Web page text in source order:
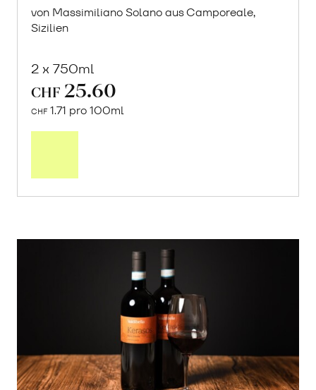
von Massimiliano Solano aus Camporeale,
Sizilien
2 x 750ml
CHF 25.60
CHF 1.71 pro 100ml